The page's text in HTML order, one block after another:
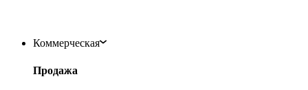
Коммерческая
Продажа